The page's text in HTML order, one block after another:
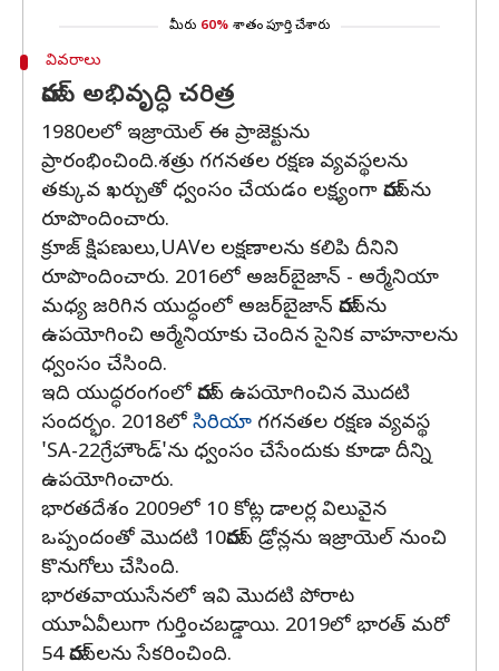
మీరు 60% శాతం పూర్తి చేశారు
వివరాలు
హారప్‌ అభివృద్ధి చరిత్ర
1980లలో ఇజ్రాయెల్‌ ఈ ప్రాజెక్టును
ప్రారంభించింది.శత్రు గగనతల రక్షణ వ్యవస్థలను
తక్కువ ఖర్చుతో ధ్వంసం చేయడం లక్ష్యంగా హారప్‌ను
రూపొందించారు.
క్రూజ్‌ క్షిపణులు,UAVల లక్షణాలను కలిపి దీనిని
రూపొందించారు. 2016లో అజర్‌బైజాన్‌ - అర్మేనియా
మధ్య జరిగిన యుద్ధంలో అజర్‌బైజాన్‌ హారప్‌ను
ఉపయోగించి అర్మేనియాకు చెందిన సైనిక వాహనాలను
ధ్వంసం చేసింది.
ఇది యుద్ధరంగంలో హారప్‌ ఉపయోగించిన మొదటి
సందర్భం. 2018లో సిరియా గగనతల రక్షణ వ్యవస్థ
'SA-22గ్రేహౌండ్‌'ను ధ్వంసం చేసేందుకు కూడా దీన్ని
ఉపయోగించారు.
భారతదేశం 2009లో 10 కోట్ల డాలర్ల విలువైన
ఒప్పందంతో మొదటి 10హారప్‌ డ్రోన్లను ఇజ్రాయెల్‌ నుంచి
కొనుగోలు చేసింది.
భారతవాయుసేనలో ఇవి మొదటి పోరాట
యూఏవీలుగా గుర్తించబడ్డాయి. 2019లో భారత్‌ మరో
54 హారప్‌లను సేకరించింది.